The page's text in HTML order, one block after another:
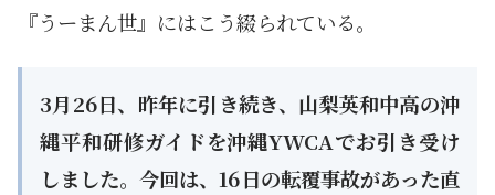
『うーまん世』にはこう綴られている。
3月26日、昨年に引き続き、山梨英和中高の沖
縄平和研修ガイドを沖縄YWCAでお引き受け
しました。今回は、16日の転覆事故があった直